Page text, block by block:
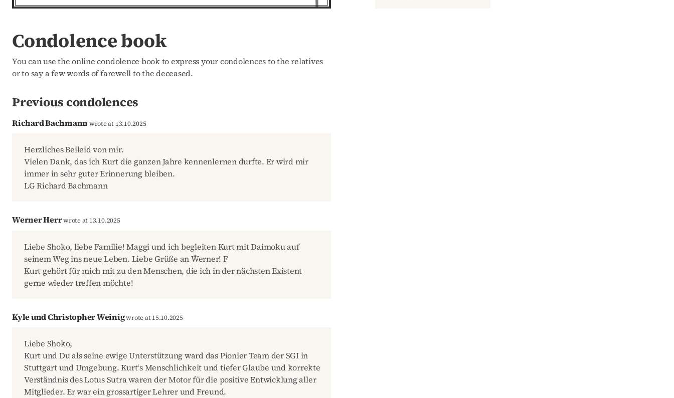
Condolence book
You can use the online condolence book to express your condolences to the relatives
or to say a few words of farewell to the deceased.
Previous condolences
Richard Bachmannwrote at 13.10.2025
Herzliches Beileid von mir.
Vielen Dank, das ich Kurt die ganzen Jahre kennenlernen durfte. Er wird mir
immer in sehr guter Erinnerung bleiben.
LG Richard Bachmann
Werner Herrwrote at 13.10.2025
Liebe Shoko, liebe Familie! Maggi und ich begleiten Kurt mit Daimoku auf
seinem Weg ins neue Leben. Liebe Grüße an Ŵerner! F
Kurt gehört für mich mit zu den Menschen, die ich in der nächsten Existent
gerne wieder treffen möchte!
Kyle und Christopher Weinigwrote at 15.10.2025
Liebe Shoko,
Kurt und Du als seine ewige Unterstützung ward das Pionier Team der SGI in
Stuttgart und Umgebung. Kurt‘s Menschlichkeit und tiefer Glaube und korrekte
Verständnis des Lotus Sutra waren der Motor für die positive Entwicklung aller
Mitglieder. Er war ein grossartiger Lehrer und Freund.